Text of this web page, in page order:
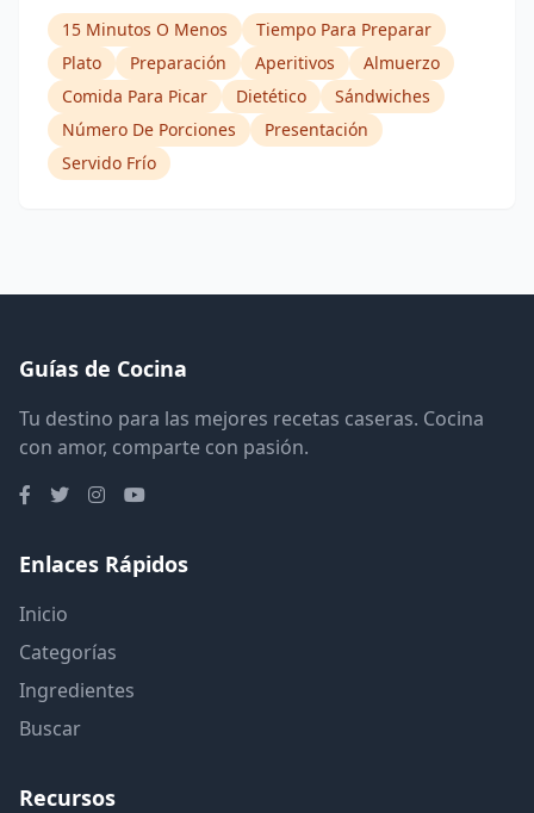
15 Minutos O Menos
Tiempo Para Preparar
Plato
Preparación Aperitivos
Almuerzo
Comida Para Picar
Dietético
Sándwiches
Número De Porciones
Presentación
Servido Frío
Guías de Cocina
Tu destino para las mejores recetas caseras. Cocina
con amor, comparte con pasión.
Enlaces Rápidos
Inicio
Categorías
Ingredientes
Buscar
Recursos